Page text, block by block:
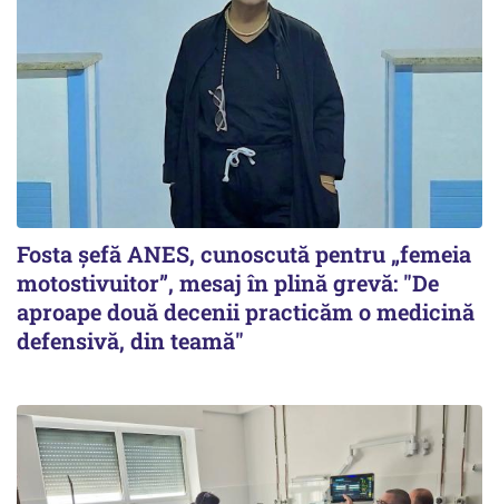
Fosta șefă ANES, cunoscută pentru „femeia
motostivuitor”, mesaj în plină grevă: "De
aproape două decenii practicăm o medicină
defensivă, din teamă"